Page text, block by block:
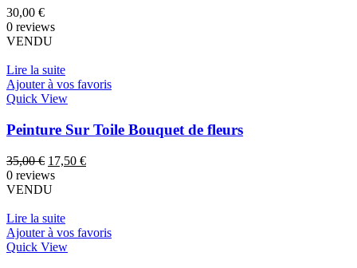
30,00 €
0 reviews
VENDU
Lire la suite
Ajouter à vos favoris
Quick View
Peinture Sur Toile Bouquet de fleurs
35,00€ Le
prix
initial
35,00 €.
17,50 €Le
0 reviews
VENDU
Lire la suite
Ajouter à vos favoris
Quick View